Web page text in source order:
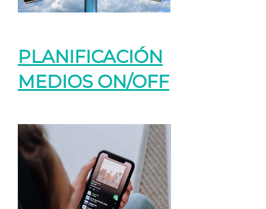
PLANIFICACIÓN
MEDIOS ON/OFF